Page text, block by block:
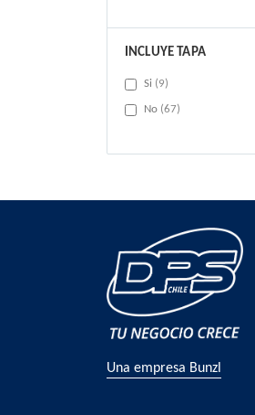
INCLUYE TAPA
Si 9items
No 67items
Una empresa Bunzl